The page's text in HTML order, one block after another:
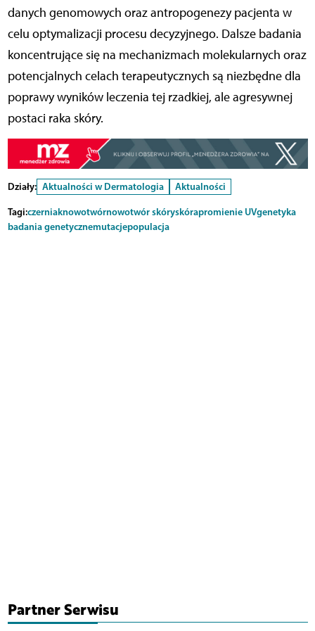
danych genomowych oraz antropogenezy pacjenta w
celu optymalizacji procesu decyzyjnego. Dalsze badania
koncentrujące się na mechanizmach molekularnych oraz
potencjalnych celach terapeutycznych są niezbędne dla
poprawy wyników leczenia tej rzadkiej, ale agresywnej
postaci raka skóry.
Działy: Aktualności w Dermatologia
Aktualności
Tagi:czerniaknowotwórnowotwór skóryskórapromienie UVgenetyka
badania genetycznemutacjepopulacja
Partner Serwisu